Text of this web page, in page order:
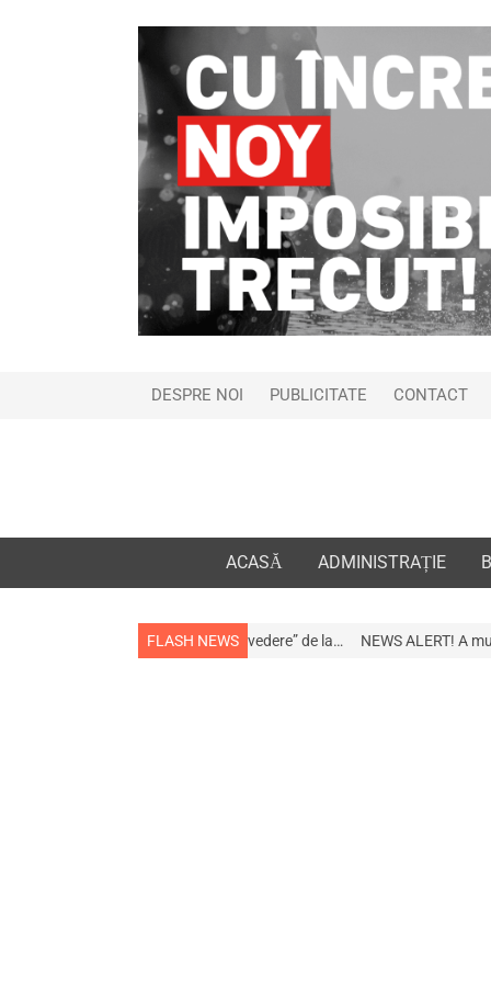
DESPRE NOI PUBLICITATE CONTACT
ACASĂ ADMINISTRAȚIE
FLASH NEWS
„la revedere” de la… NEWS ALERT! A murit afaceristul Gogu